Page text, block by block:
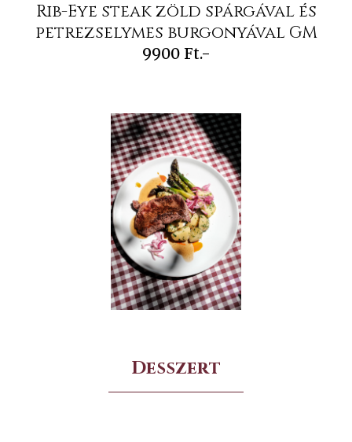
Rib-Eye steak zöld spárgával és
petrezselymes burgonyával GM
9900 Ft.-
Desszert